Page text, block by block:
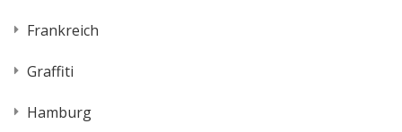
Frankreich
Graffiti
Hamburg